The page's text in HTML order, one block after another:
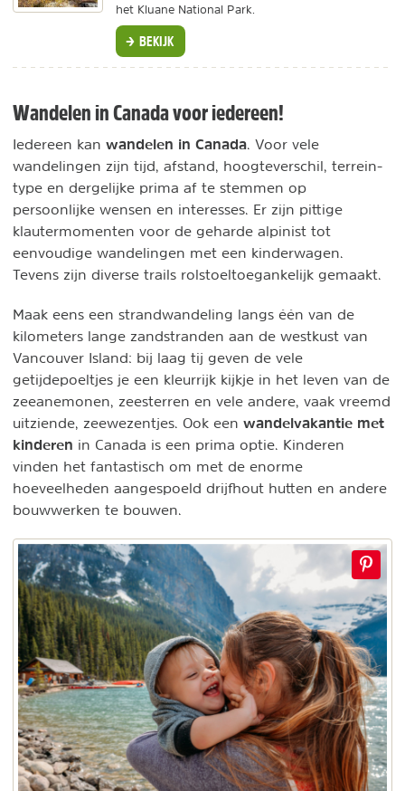
het Kluane National Park.
BEKIJK
Wandelen in Canada voor iedereen!
Iedereen kan wandelen in Canada . Voor vele
wandelingen zijn tijd, afstand, hoogteverschil, terrein-
type en dergelijke prima af te stemmen op
persoonlijke wensen en interesses. Er zijn pittige
klautermomenten voor de geharde alpinist tot
eenvoudige wandelingen met een kinderwagen.
Tevens zijn diverse trails rolstoeltoegankelijk gemaakt.
Maak eens een strandwandeling langs één van de
kilometers lange zandstranden aan de westkust van
Vancouver Island: bij laag tij geven de vele
getijdepoeltjes je een kleurrijk kijkje in het leven van de
zeeanemonen, zeesterren en vele andere, vaak vreemd
uitziende, zeewezentjes. Ook een wandelvakantie met
kinderen in Canada is een prima optie. Kinderen
vinden het fantastisch om met de enorme
hoeveelheden aangespoeld drijfhout hutten en andere
bouwwerken te bouwen.